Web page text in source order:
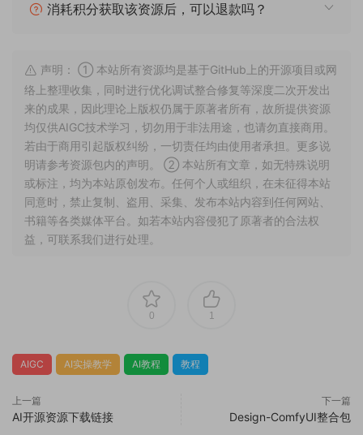
消耗积分获取该资源后，可以退款吗？
声明： ① 本站所有资源均是基于GitHub上的开源项目或网
络上整理收集，同时进行优化调试整合修复等深度二次开发出
来的成果，因此理论上版权仍属于原著者所有，故所提供资源
均仅供AIGC技术学习，切勿用于非法用途，也请勿直接商用。
若由于商用引起版权纠纷，一切责任均由使用者承担。更多说
明请参考资源包内的声明。 ② 本站所有文章，如无特殊说明
或标注，均为本站原创发布。任何个人或组织，在未征得本站
同意时，禁止复制、盗用、采集、发布本站内容到任何网站、
书籍等各类媒体平台。如若本站内容侵犯了原著者的合法权
益，可联系我们进行处理。
0 1
AIGC AI实操教学 AI教程 教程
上一篇
AI开源资源下载链接
下一篇
Design-ComfyUI整合包